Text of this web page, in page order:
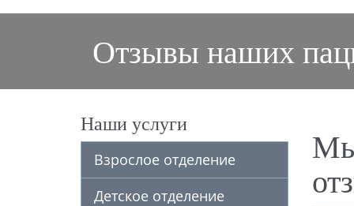
Отзывы наших
Боковая
панель
Наши услуги
Взрослое отделение
Детское отделение